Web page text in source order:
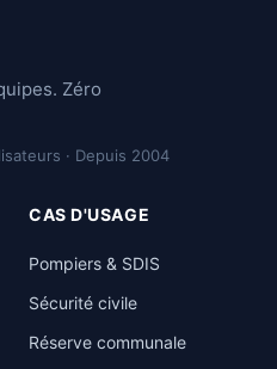
Zéro
· Depuis 2004
CAS D'USAGE
Pompiers & SDIS
Sécurité civile
Réserve communale